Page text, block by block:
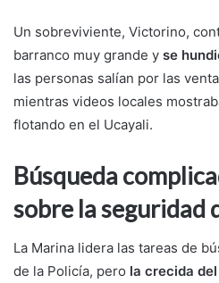
Un sobreviviente, Victorino,
barranco muy grande y se
las personas salían por las
mientras videos locales
flotando en el Ucayali.
Búsqueda
sobre la seguridad
La Marina lidera las tareas de
de la Policía, pero la crecida